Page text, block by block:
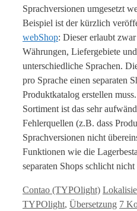
Sprachversionen umgesetzt
Beispiel ist der kürzlich
webShop: Dieser erlaubt
Währungen, Liefergebiete
unterschiedliche Sprachen.
pro Sprache einen separaten
Produktkatalog erstellen
Sortiment ist das sehr
Fehlerquellen (z.B. dass
Sprachversionen nicht
Funktionen wie die
separaten Shops schlicht
Kategorien
Contao (TYPOlight) Tags
TYPOlight, Übersetzung 7